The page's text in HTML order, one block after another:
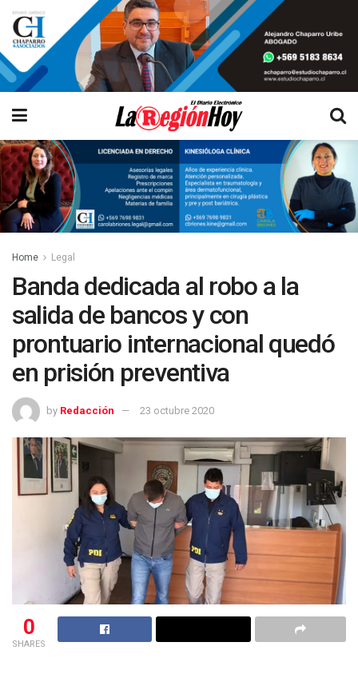
Home Legal
Banda dedicada al robo a la
salida de bancos y con
prontuario internacional quedó
en prisión preventiva
by Redacción 23 octubre 2020
0
SHARES